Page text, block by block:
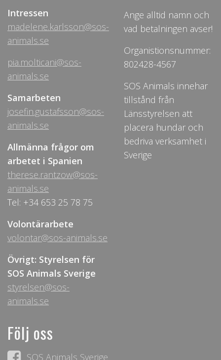
Intressen
madelene.karlsson@sos-
animals.se
pia.molticani@sos-
animals.se
Samarbeten
josefin.gustafsson@sos-
animals.se
Allmänna frågor om
arbetet i Spanien
therese.rantzow@sos-
animals.se
Tel: +34 653 25 78 75
Volontärarbete
volontar@sos-animals.se
Övrigt: Styrelsen för
SOS Animals Sverige
styrelsen@sos-
animals.se
Ange alltid namn och
vad betalningen avser!
Organistionsnummer:
802428-4567
SOS Animals innehar
tillstånd från
Länsstyrelsen att
placera hundar och
bedriva verksamhet i
Sverige
Följ oss
SOS Animals Sverige